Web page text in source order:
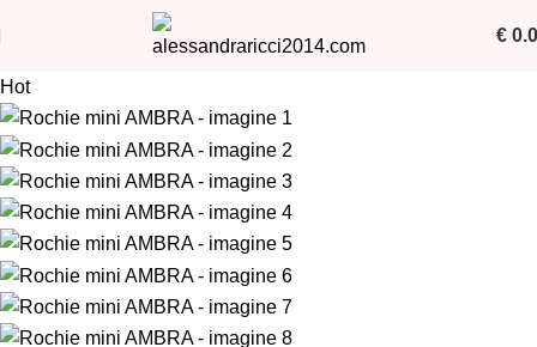
€
Hot